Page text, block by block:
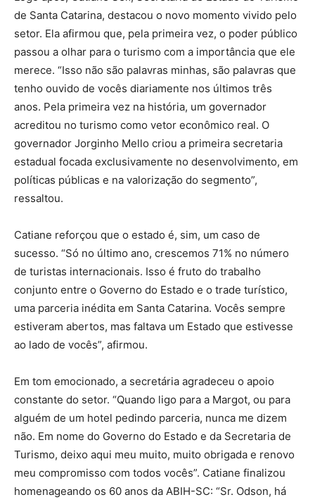
de Santa Catarina, destacou o novo momento vivido pelo
setor. Ela afirmou que, pela primeira vez, o poder público
passou a olhar para o turismo com a importância que ele
merece. “Isso não são palavras minhas, são palavras que
tenho ouvido de vocês diariamente nos últimos três
anos. Pela primeira vez na história, um governador
acreditou no turismo como vetor econômico real. O
governador Jorginho Mello criou a primeira secretaria
estadual focada exclusivamente no desenvolvimento, em
políticas públicas e na valorização do segmento”,
ressaltou.
Catiane reforçou que o estado é, sim, um caso de
sucesso. “Só no último ano, crescemos 71% no número
de turistas internacionais. Isso é fruto do trabalho
conjunto entre o Governo do Estado e o trade turístico,
uma parceria inédita em Santa Catarina. Vocês sempre
estiveram abertos, mas faltava um Estado que estivesse
ao lado de vocês”, afirmou.
Em tom emocionado, a secretária agradeceu o apoio
constante do setor. “Quando ligo para a Margot, ou para
alguém de um hotel pedindo parceria, nunca me dizem
não. Em nome do Governo do Estado e da Secretaria de
Turismo, deixo aqui meu muito, muito obrigada e renovo
meu compromisso com todos vocês”. Catiane finalizou
homenageando os 60 anos da ABIH-SC: “Sr. Odson, há